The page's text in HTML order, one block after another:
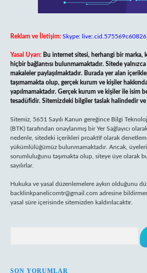
Reklam ve İletişim: Skype:
Yasal Uyarı: Bu internet sitesi, herhangi bir marka,
hiçbir bağlantısı bulunmamaktadır. Sitede yalnızca
makaleler paylaşılmaktadır. Burada yer alan
taşımamakta olup, gerçek kurum ve kişiler
yapılmamaktadır. Gerçek kurum ve kişiler ile isim
tesadüfidir. Sitemizdeki bilgiler taslak halindedir ve
Sitemiz, 5651 Sayılı Kanun gereğince Bilgi
(BTK) tarafından onaylanmış bir Yer Sağlayıcı
nedenle, sitedeki içerikleri proaktif olarak
yükümlülüğümüz bulunmamaktadır. Ancak,
sorumluluğunu taşımakta olup, siteye üye olarak
sayılırlar.
Hukuka ve yasal düzenlemelere aykırı olduğunu
backlinkpanelicomtr@gmail.com adresine
yasal süre içerisinde sitemizden kaldırılacaktır.
SON YORUMLAR